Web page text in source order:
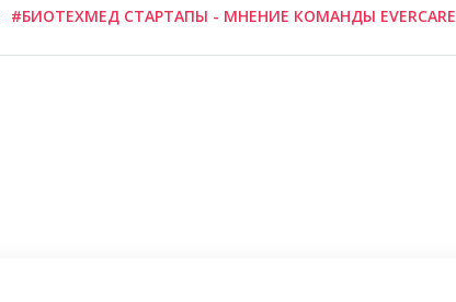
#БИОТЕХМЕД СТАРТАПЫ - МНЕНИЕ КОМАНДЫ EVERCARE